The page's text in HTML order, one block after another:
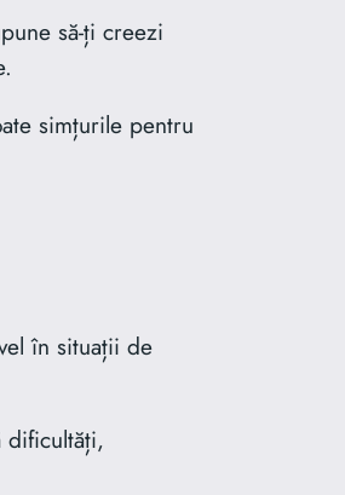
să-ți creezi
simțurile pentru
în situații de
dificultăți,